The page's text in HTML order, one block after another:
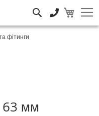
фітинги
63 мм